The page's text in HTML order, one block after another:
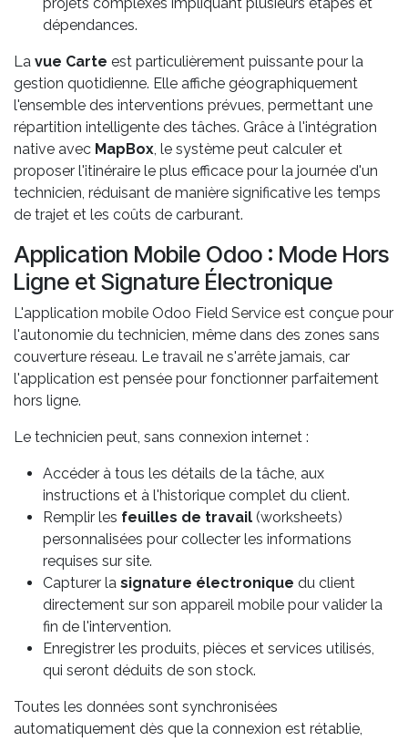
dépendances.
La vue Carte est particulièrement puissante pour la
gestion quotidienne. Elle affiche géographiquement
l'ensemble des interventions prévues, permettant une
répartition intelligente des tâches. Grâce à l'intégration
native avec MapBox, le système peut calculer et
proposer l'itinéraire le plus efficace pour la journée d'un
technicien, réduisant de manière significative les temps
de trajet et les coûts de carburant.
Application Mobile Odoo : Mode Hors
Ligne et Signature Électronique
L'application mobile Odoo Field Service est conçue pour
l'autonomie du technicien, même dans des zones sans
couverture réseau. Le travail ne s'arrête jamais, car
l'application est pensée pour fonctionner parfaitement
hors ligne.
Le technicien peut, sans connexion internet :
Accéder à tous les détails de la tâche, aux
instructions et à l'historique complet du client.
Remplir les feuilles de travail (worksheets)
personnalisées pour collecter les informations
requises sur site.
Capturer la signature électronique du client
directement sur son appareil mobile pour valider la
fin de l'intervention.
Enregistrer les produits, pièces et services utilisés,
qui seront déduits de son stock.
Toutes les données sont synchronisées
automatiquement dès que la connexion est rétablie,